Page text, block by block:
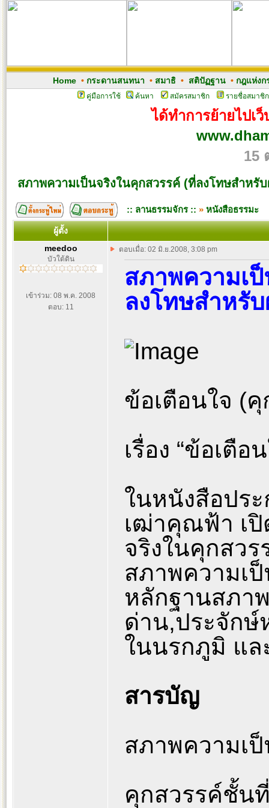
Home• กระดานสนทนา • สมาธิ• สติปัฏฐาน• กฎแห่งก
คู่มือการใช้ ค้นหา สมัครสมาชิก รายชื่อสมาชิก
ได้ทำการย้ายไปเ
15
สภาพความเป็นจริงในคุกสวรรค์ (ที่ลงโทษสำหรั
:: ลานธรรมจักร :: » หนังสือธรรมะ
ผู้ตั้ง
meedoo
บัวใต้ดิน
เข้าร่วม: 08 พ.ค. 2008
ตอบ: 11
ตอบเมื่อ: 02 มิ.ย.2008, 3:08 pm
สภาพความเ
ลงโทษสำหรั
ข้อเตือนใจ (
เรื่อง “ข้อเตือ
ในหนังสือปร
เฒ่าคุณฟ้า เปิ
จริงในคุกสว
สภาพความเ
หลักฐานสภา
ด่าน,ประจักษ์
ในนรกภูมิ แล
สารบัญ
สภาพความเ
คุกสวรรค์ชั้น